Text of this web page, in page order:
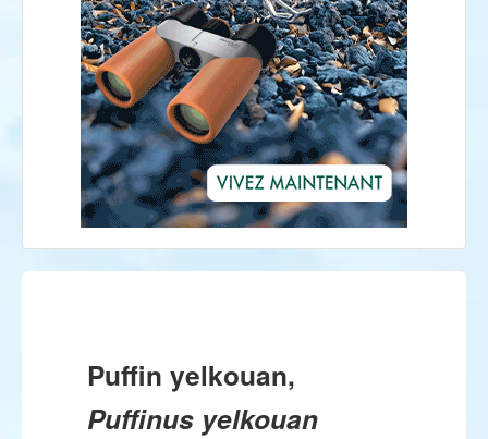
Puffin yelkouan,
Puffinus yelkouan